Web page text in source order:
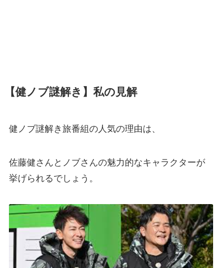
【健ノブ謎解き】私の見解
健ノブ謎解き旅番組の人気の理由は、
佐藤健さんとノブさんの魅力的なキャラクターが
挙げられるでしょう。